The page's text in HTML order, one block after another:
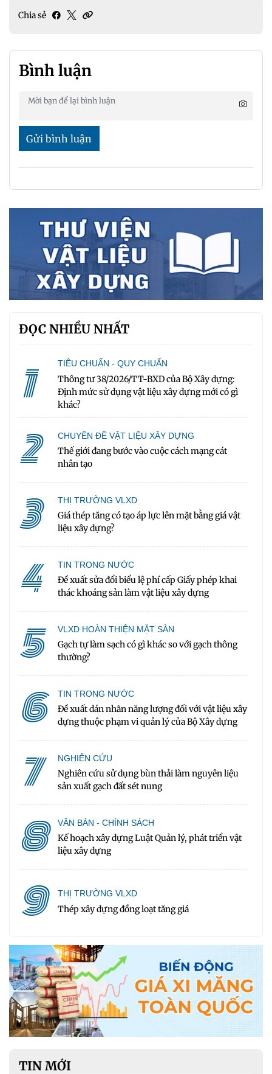
Chia sẻ
Bình luận
Gửi bình luận
ĐỌC NHIỀU NHẤT
1 TIÊU CHUẨN - QUY CHUẨN
Thông tư 38/2026/TT-BXD của Bộ Xây dựng:
Định mức sử dụng vật liệu xây dựng mới có gì
khác?
2 CHUYÊN ĐỀ VẬT LIỆU XÂY DỰNG
Thế giới đang bước vào cuộc cách mạng cát
nhân tạo
3 THỊ TRƯỜNG VLXD
Giá thép tăng có tạo áp lực lên mặt bằng giá vật
liệu xây dựng?
4 TIN TRONG NƯỚC
Đề xuất sửa đổi biểu lệ phí cấp Giấy phép khai
thác khoáng sản làm vật liệu xây dựng
5 VLXD HOÀN THIỆN MẶT SÀN
Gạch tự làm sạch có gì khác so với gạch thông
thường?
6 TIN TRONG NƯỚC
Đề xuất dán nhãn năng lượng đối với vật liệu xây
dựng thuộc phạm vi quản lý của Bộ Xây dựng
7 NGHIÊN CỨU
Nghiên cứu sử dụng bùn thải làm nguyên liệu
sản xuất gạch đất sét nung
8 VĂN BẢN - CHÍNH SÁCH
Kế hoạch xây dựng Luật Quản lý, phát triển vật
liệu xây dựng
9 THỊ TRƯỜNG VLXD
Thép xây dựng đồng loạt tăng giá
TIN MỚI